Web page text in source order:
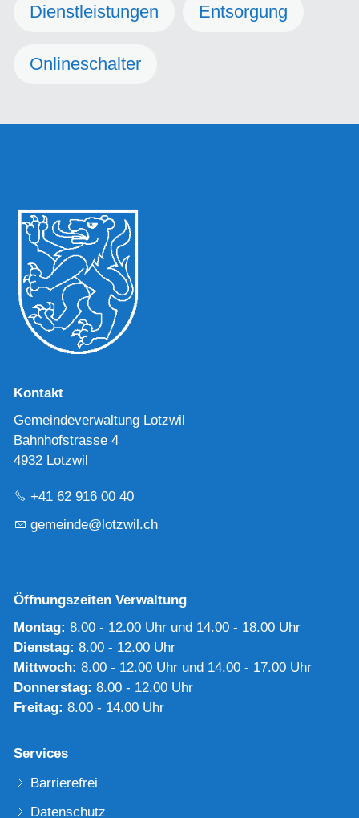
Dienstleistungen Entsorgung
Onlineschalter
Kontakt
Gemeindeverwaltung Lotzwil
Bahnhofstrasse 4
4932 Lotzwil
+41 62 916 00 40
g m nd l tzw l ch
Öffnungszeiten Verwaltung
Montag: 8.00 - 12.00 Uhr und 14.00 - 18.00 Uhr
Dienstag: 8.00 - 12.00 Uhr
Mittwoch: 8.00 - 12.00 Uhr und 14.00 - 17.00 Uhr
Donnerstag: 8.00 - 12.00 Uhr
Freitag: 8.00 - 14.00 Uhr
Services
Barrierefrei
Datenschutz